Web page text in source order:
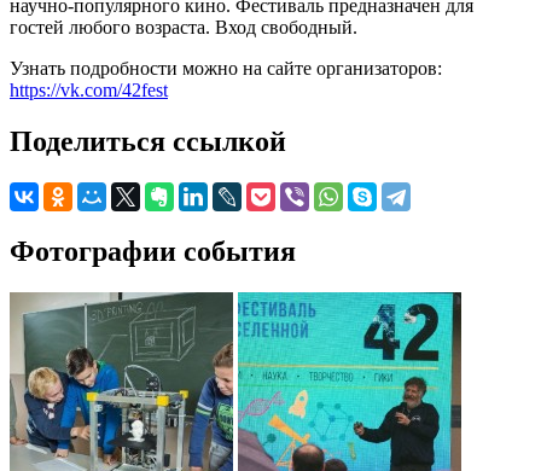
научно-популярного кино. Фестиваль предназначен для
гостей любого возраста. Вход свободный.
Узнать подробности можно на сайте организаторов:
https://vk.com/42fest
Поделиться ссылкой
Фотографии события